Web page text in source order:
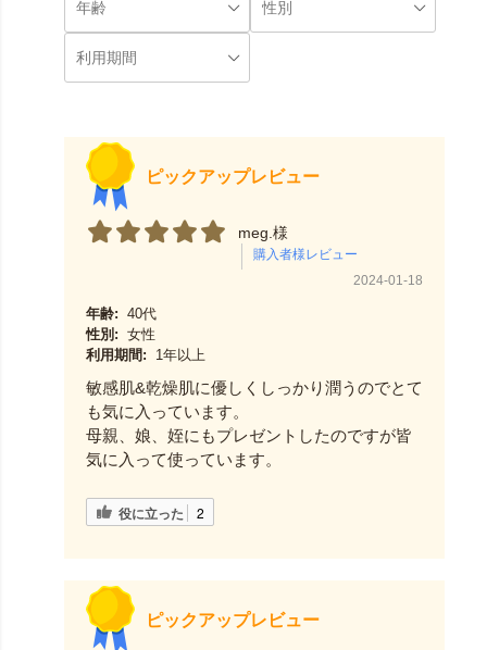
ピックアップレビュー
meg.様
2024-01-18
年齢: 40代
性別: 女性
利用期間:
1年以上
敏感肌&乾燥肌に優しくしっかり潤うのでとて
も気に入っています。
母親、娘、姪にもプレゼントしたのですが皆
気に入って使っています。
役に立った 2
ピックアップレビュー